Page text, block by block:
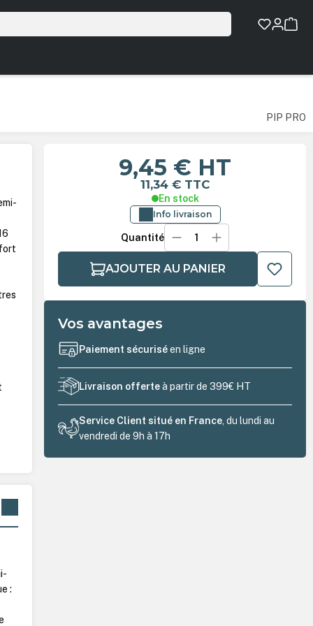
PIP PRO
9,45 € HT
11,34 € TTC
En stock
Info livraison
Quantité
AJOUTER AU PANIER
Vos avantages
Paiement sécuriséen ligne
Livraison offerteà partir de 399€ HT
Service Client situé en France , du lundi au
vendredi de 9h à 17h
: